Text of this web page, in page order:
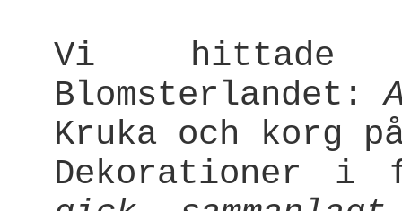
Vi hittade
Blomsterlandet:
Kruka och korg
Dekorationer i